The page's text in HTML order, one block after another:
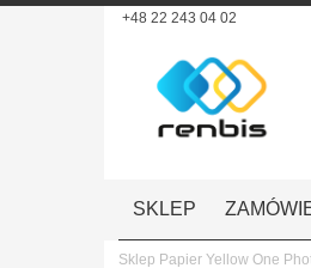
+48 22 243 04 02
SKLEP
Sklep Papier Yellow One